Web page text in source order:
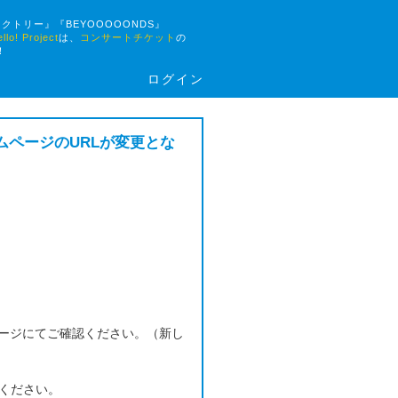
トリー』『BEYOOOOONDS』
Projectは、 コンサートチケット の
ログイン
ページのURLが変更とな
ジにてご確認ください。（新し
ださい。